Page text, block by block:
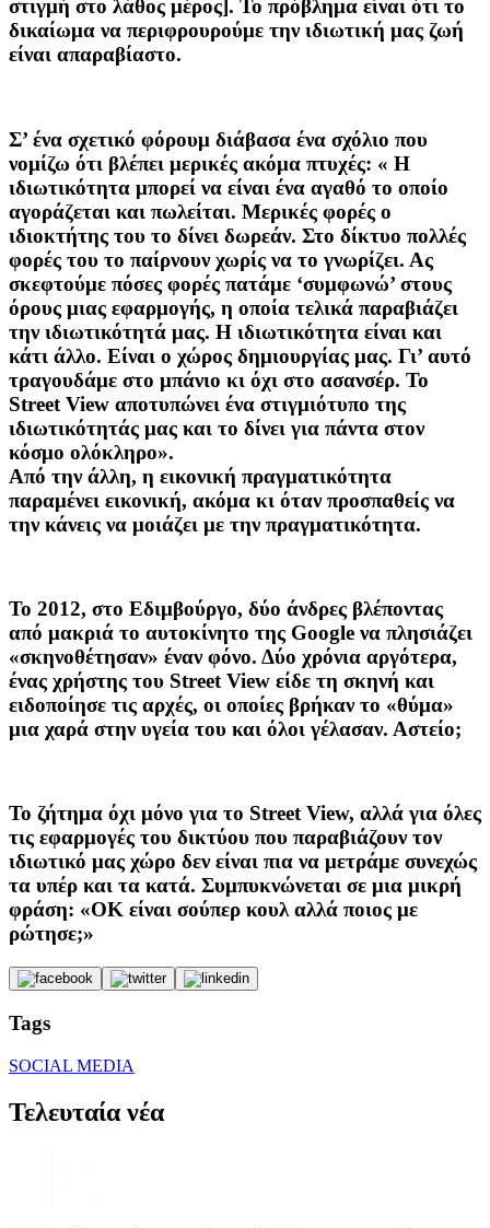
στιγμή στο λάθος μέρος]. Το πρόβλημα είναι ότι το
δικαίωμα να περιφρουρούμε την ιδιωτική μας ζωή
είναι απαραβίαστο.
Σ’ ένα σχετικό φόρουμ διάβασα ένα σχόλιο που
νομίζω ότι βλέπει μερικές ακόμα πτυχές: « Η
ιδιωτικότητα μπορεί να είναι ένα αγαθό το οποίο
αγοράζεται και πωλείται. Μερικές φορές ο
ιδιοκτήτης του το δίνει δωρεάν. Στο δίκτυο πολλές
φορές του το παίρνουν χωρίς να το γνωρίζει. Ας
σκεφτούμε πόσες φορές πατάμε ‘συμφωνώ’ στους
όρους μιας εφαρμογής, η οποία τελικά παραβιάζει
την ιδιωτικότητά μας. Η ιδιωτικότητα είναι και
κάτι άλλο. Είναι ο χώρος δημιουργίας μας. Γι’ αυτό
τραγουδάμε στο μπάνιο κι όχι στο ασανσέρ. Το
Street View αποτυπώνει ένα στιγμιότυπο της
ιδιωτικότητάς μας και το δίνει για πάντα στον
κόσμο ολόκληρο».
Από την άλλη, η εικονική πραγματικότητα
παραμένει εικονική, ακόμα κι όταν προσπαθείς να
την κάνεις να μοιάζει με την πραγματικότητα.
Το 2012, στο Εδιμβούργο, δύο άνδρες βλέποντας
από μακριά το αυτοκίνητο της Google να πλησιάζει
«σκηνοθέτησαν» έναν φόνο. Δύο χρόνια αργότερα,
ένας χρήστης του Street View είδε τη σκηνή και
ειδοποίησε τις αρχές, οι οποίες βρήκαν το «θύμα»
μια χαρά στην υγεία του και όλοι γέλασαν. Αστείο;
Το ζήτημα όχι μόνο για το Street View, αλλά για όλες
τις εφαρμογές του δικτύου που παραβιάζουν τον
ιδιωτικό μας χώρο δεν είναι πια να μετράμε συνεχώς
τα υπέρ και τα κατά. Συμπυκνώνεται σε μια μικρή
φράση: «ΟΚ είναι σούπερ κουλ αλλά ποιος με
ρώτησε;»
Tags
SOCIAL MEDIA
Τελευταία νέα